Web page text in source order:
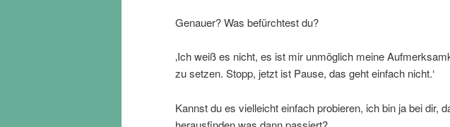
Genauer? Was befürchtest du?
‚Ich weiß es nicht, es ist mir unmöglich meine
zu setzen. Stopp, jetzt ist Pause, das geht einfach nicht.‘
Kannst du es vielleicht einfach probieren, ich bin ja bei dir,